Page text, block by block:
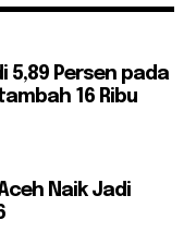
5,89 Persen pada
16 Ribu
Naik Jadi